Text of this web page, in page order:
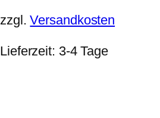
zzgl.Versandkosten
Lieferzeit: 3-4 Tage